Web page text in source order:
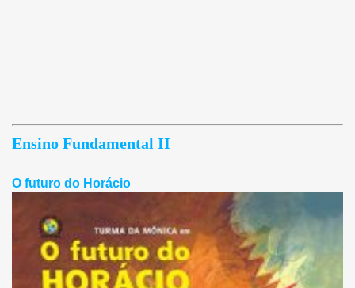
Ensino Fundamental II
O futuro do Horácio